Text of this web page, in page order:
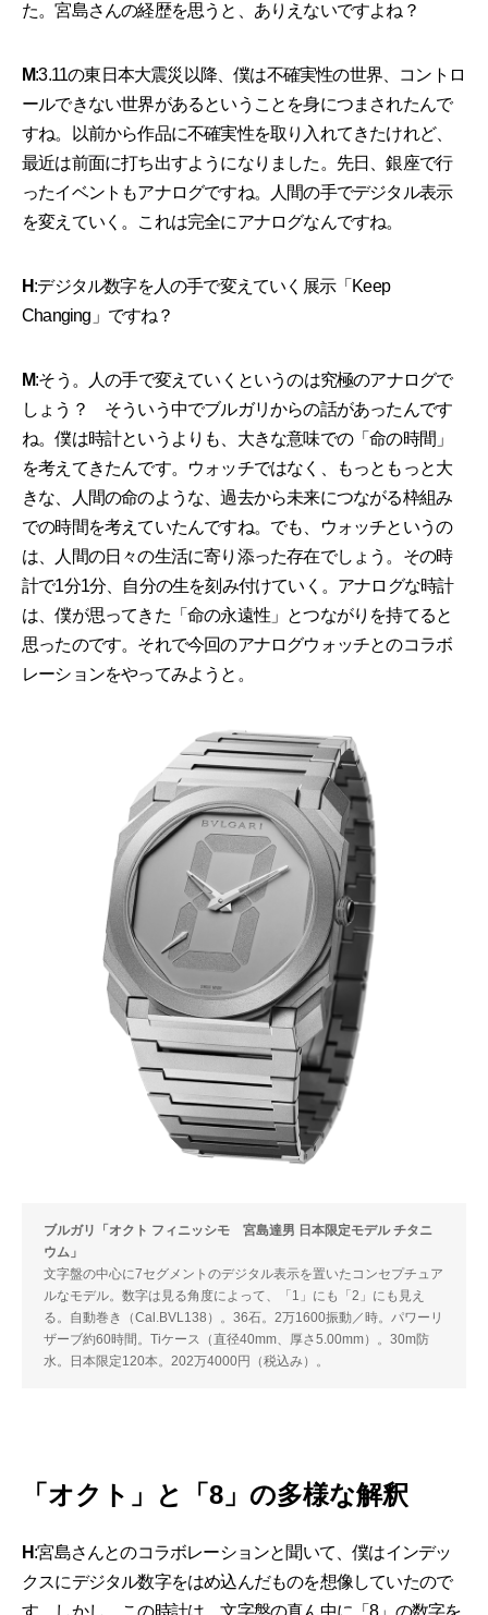
た。宮島さんの経歴を思うと、ありえないですよね？
M:3.11の東日本大震災以降、僕は不確実性の世界、コントロ
ールできない世界があるということを身につまされたんで
すね。以前から作品に不確実性を取り入れてきたけれど、
最近は前面に打ち出すようになりました。先日、銀座で行
ったイベントもアナログですね。人間の手でデジタル表示
を変えていく。これは完全にアナログなんですね。
H:デジタル数字を人の手で変えていく展示「Keep
Changing」ですね？
M:そう。人の手で変えていくというのは究極のアナログで
しょう？ そういう中でブルガリからの話があったんです
ね。僕は時計というよりも、大きな意味での「命の時間」
を考えてきたんです。ウォッチではなく、もっともっと大
きな、人間の命のような、過去から未来につながる枠組み
での時間を考えていたんですね。でも、ウォッチというの
は、人間の日々の生活に寄り添った存在でしょう。その時
計で1分1分、自分の生を刻み付けていく。アナログな時計
は、僕が思ってきた「命の永遠性」とつながりを持てると
思ったのです。それで今回のアナログウォッチとのコラボ
レーションをやってみようと。
ブルガリ「オクト フィニッシモ 宮島達男 日本限定モデル チタニ
ウム」
文字盤の中心に7セグメントのデジタル表示を置いたコンセプチュア
ルなモデル。数字は見る角度によって、「1」にも「2」にも見え
る。自動巻き（Cal.BVL138）。36石。2万1600振動／時。パワーリ
ザーブ約60時間。Tiケース（直径40mm、厚さ5.00mm）。30m防
水。日本限定120本。202万4000円（税込み）。
「オクト」と「8」の多様な解釈
H:宮島さんとのコラボレーションと聞いて、僕はインデッ
クスにデジタル数字をはめ込んだものを想像していたので